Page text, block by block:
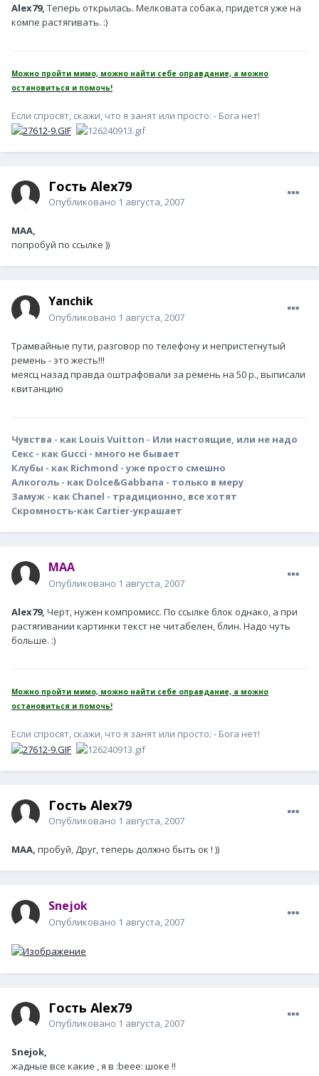
Alex79, Теперь открылась. Мелковата собака, придется уже на
компе растягивать. :)
Можно пройти мимо, можно найти себе оправдание, а можно
остановиться и помочь!
Если спросят, скажи, что я занят или просто: - Бога нет!
Гость Alex79
Опубликовано 1 августа, 2007
MAA,
попробуй по ссылке ))
Yanchik
Опубликовано 1 августа, 2007
Трамвайные пути, разговор по телефону и непристегнутый
ремень - это жесть!!!
меясц назад правда оштрафовали за ремень на 50 р., выписали
квитанцию
Чувства - как Louis Vuitton - Или настоящие, или не надо
Секс - как Gucci - много не бывает
Клубы - как Richmond - уже просто смешно
Алкоголь - как Dolce&Gabbana - только в меру
Замуж - как Chanel - традиционно, все хотят
Скромность-как Cartier-украшает
MAA
Опубликовано 1 августа, 2007
Alex79, Черт, нужен компромисс. По ссылке блок однако, а при
растягивании картинки текст не читабелен, блин. Надо чуть
больше. :)
Можно пройти мимо, можно найти себе оправдание, а можно
остановиться и помочь!
Если спросят, скажи, что я занят или просто: - Бога нет!
Гость Alex79
Опубликовано 1 августа, 2007
MAA, пробуй, Друг, теперь должно быть ок ! ))
Snejok
Опубликовано 1 августа, 2007
Гость Alex79
Опубликовано 1 августа, 2007
Snejok,
жадные все какие , я в :beee: шоке !!